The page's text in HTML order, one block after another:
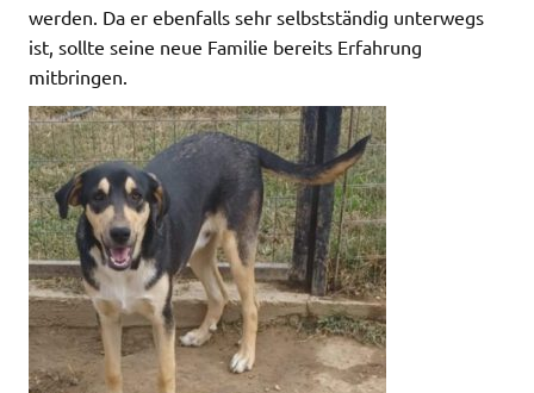
werden. Da er ebenfalls sehr selbstständig unterwegs
ist, sollte seine neue Familie bereits Erfahrung
mitbringen.